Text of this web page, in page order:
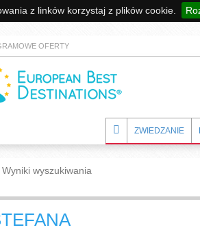
z linków korzystaj z plików cookie.
OFERTY
ZWIEDZANIE
Wyniki wyszukiwania